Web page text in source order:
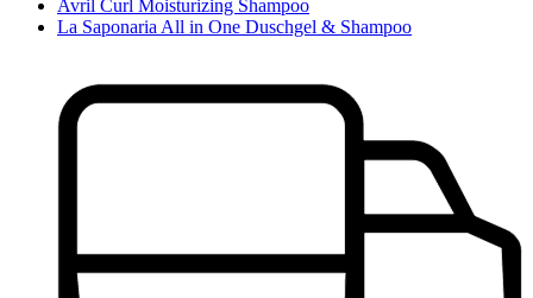
Avril Curl Moisturizing Shampoo
La Saponaria All in One Duschgel & Shampoo